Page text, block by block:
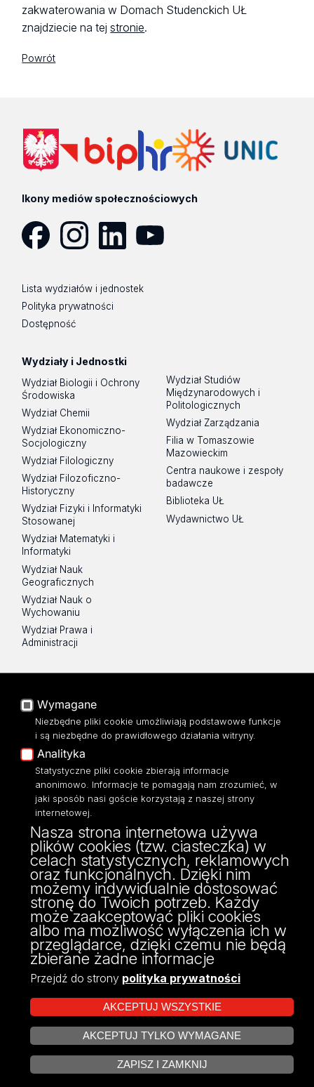
zakwaterowania w Domach Studenckich UŁ
znajdziecie na tejstronie.
Powrót
Ikony mediów społecznościowych
Lista wydziałów i jednostek
Polityka prywatności
Dostępność
Wydziały i Jednostki
Wydział Biologii i Ochrony
Środowiska
Wydział Chemii
Wydział Ekonomiczno-
Socjologiczny
Wydział Filologiczny
Wydział Filozoficzno-
Historyczny
Wydział Fizyki i Informatyki
Stosowanej
Wydział Matematyki i
Informatyki
Wydział Nauk
Geograficznych
Wydział Nauk o
Wychowaniu
Wydział Prawa i
Administracji
Wydział Studiów
Międzynarodowych i
Politologicznych
Wydział Zarządzania
Filia w Tomaszowie
Mazowieckim
Centra naukowe i zespoły
badawcze
Biblioteka UŁ
Wydawnictwo UŁ
Poczta UŁ
USOSWeb
Portal Pracowniczy
Baza Aktów Własnych
Platforma e-learningowa
Moodle
Eksperci UŁ
Polityka Prywatności
Dostępność
Projekt Multiportalu UŁ współfinansowany z funduszy Unii Europejskiej w
ramach konkursu NCBR
Wymagane
Niezbędne pliki cookie umożliwiają podstawowe funkcje
i są niezbędne do prawidłowego działania witryny.
Analityka
Statystyczne pliki cookie zbierają informacje
anonimowo. Informacje te pomagają nam zrozumieć, w
jaki sposób nasi goście korzystają z naszej strony
internetowej.
Nasza strona internetowa używa
plików cookies (tzw. ciasteczka) w
celach statystycznych, reklamowych
oraz funkcjonalnych. Dzięki nim
możemy indywidualnie dostosować
stronę do Twoich potrzeb. Każdy
może zaakceptować pliki cookies
albo ma możliwość wyłączenia ich w
przeglądarce, dzięki czemu nie będą
zbierane żadne informacje
Przejdź do strony polityka prywatności
AKCEPTUJ WSZYSTKIE
AKCEPTUJ TYLKO WYMAGANE
ZAPISZ I ZAMKNIJ
ZARZĄDZAJ COOKIES